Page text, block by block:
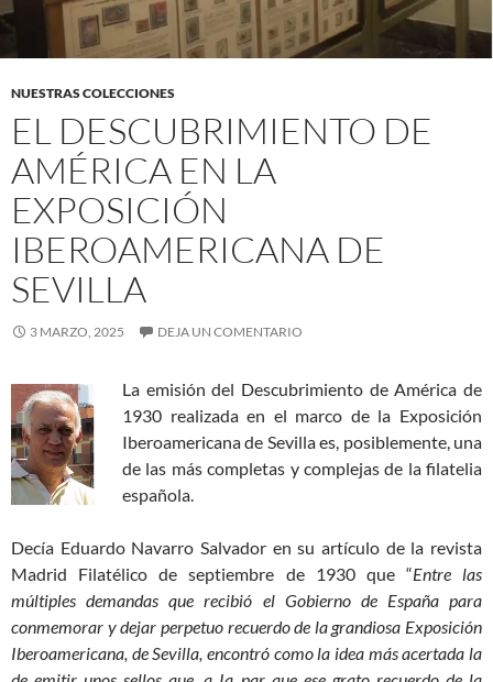
NUESTRAS COLECCIONES
EL DESCUBRIMIENTO DE
AMÉRICA EN LA
EXPOSICIÓN
IBEROAMERICANA DE
SEVILLA
3 MARZO, 2025 DEJA UN COMENTARIO
La emisión del Descubrimiento de América de
1930 realizada en el marco de la Exposición
Iberoamericana de Sevilla es, posiblemente, una
de las más completas y complejas de la filatelia
española.
Decía Eduardo Navarro Salvador en su artículo de la revista
Madrid Filatélico de septiembre de 1930 que “Entre las
múltiples demandas que recibió el Gobierno de España para
conmemorar y dejar perpetuo recuerdo de la grandiosa Exposición
Iberoamericana, de Sevilla, encontró como la idea más acertada la